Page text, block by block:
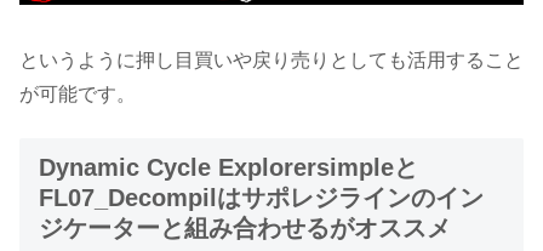
というように押し目買いや戻り売りとしても活用すること
が可能です。
Dynamic Cycle Explorersimpleと
FL07_Decompilはサポレジラインのイン
ジケーターと組み合わせるがオススメ